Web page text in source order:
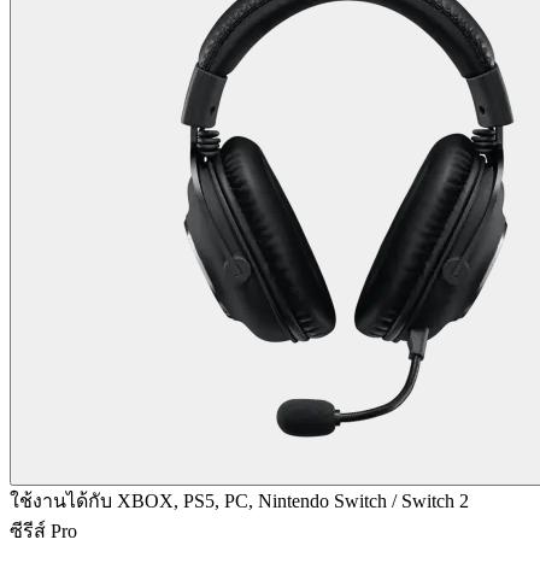
ใช้งานได้กับ XBOX, PS5, PC, Nintendo Switch / Switch 2
ซีรีส์ Pro